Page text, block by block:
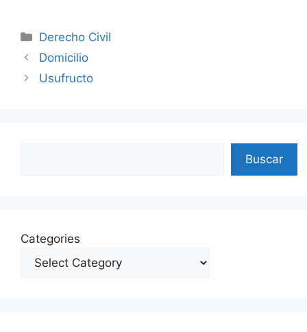
Categories
Derecho Civil
Domicilio
Usufructo
Buscar
Categories